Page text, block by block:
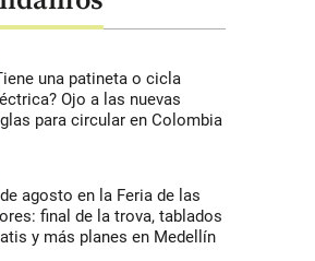
una patineta o cicla
Ojo a las nuevas
para circular en Colombia
agosto en la Feria de las
final de la trova, tablados
y más planes en Medellín